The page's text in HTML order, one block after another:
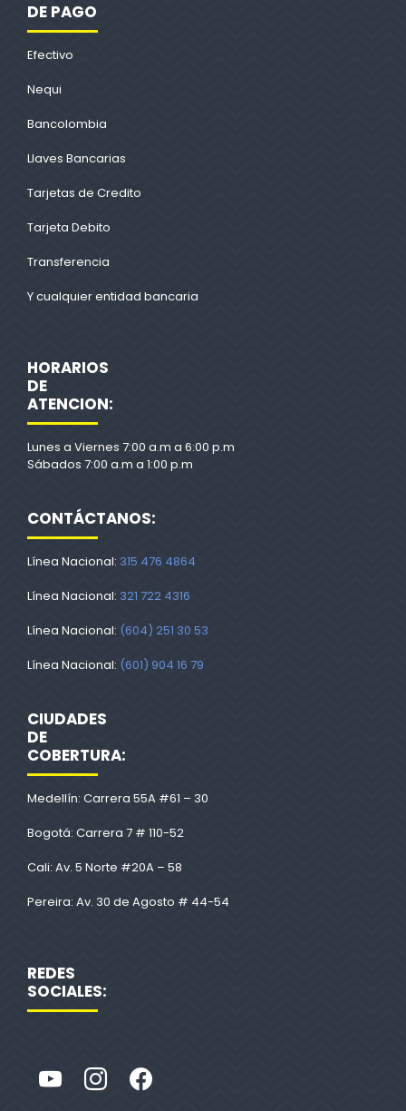
DE PAGO
Efectivo
Nequi
Bancolombia
Llaves Bancarias
Tarjetas de Credito
Tarjeta Debito
Transferencia
Y cualquier entidad bancaria
HORARIOS
DE
ATENCION:
Lunes a Viernes 7:00 a.m a 6:00 p.m
Sábados 7:00 a.m a 1:00 p.m
CONTÁCTANOS:
Línea Nacional: 315 476 4864
Línea Nacional: 321 722 4316
Línea Nacional: (604) 251 30 53
Línea Nacional: (601) 904 16 79
CIUDADES
DE
COBERTURA:
Medellín: Carrera 55A #61 – 30
Bogotá: Carrera 7 # 110-52
Cali: Av. 5 Norte #20A – 58
Pereira: Av. 30 de Agosto # 44-54
REDES
SOCIALES: